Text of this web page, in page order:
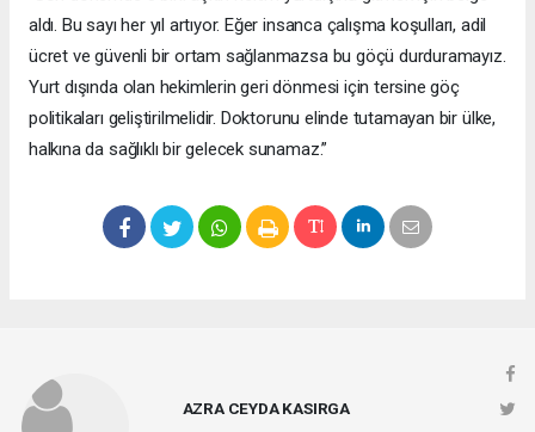
aldı. Bu sayı her yıl artıyor. Eğer insanca çalışma koşulları, adil
ücret ve güvenli bir ortam sağlanmazsa bu göçü durduramayız.
Yurt dışında olan hekimlerin geri dönmesi için tersine göç
politikaları geliştirilmelidir. Doktorunu elinde tutamayan bir ülke,
halkına da sağlıklı bir gelecek sunamaz.”
AZRA CEYDA KASIRGA